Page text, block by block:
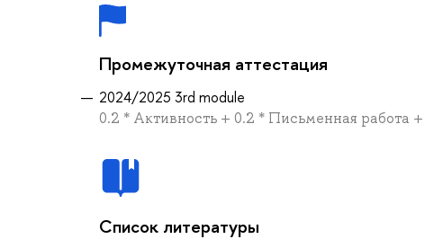
Промежуточная аттестация
2024/2025 3rd module
0.2 * Активность + 0.2 * Письменная работа
Список литературы